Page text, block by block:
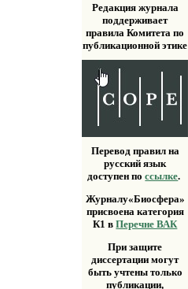
Редакция журнала
поддерживает
правила Комитета по
публикационной этике
Перевод правил на
русский язык
доступен поссылке.
Журналу«Биосфера»
присвоена категория
К1 вПеречне ВАК
При защите
диссертации могут
быть учтены только
публикации,